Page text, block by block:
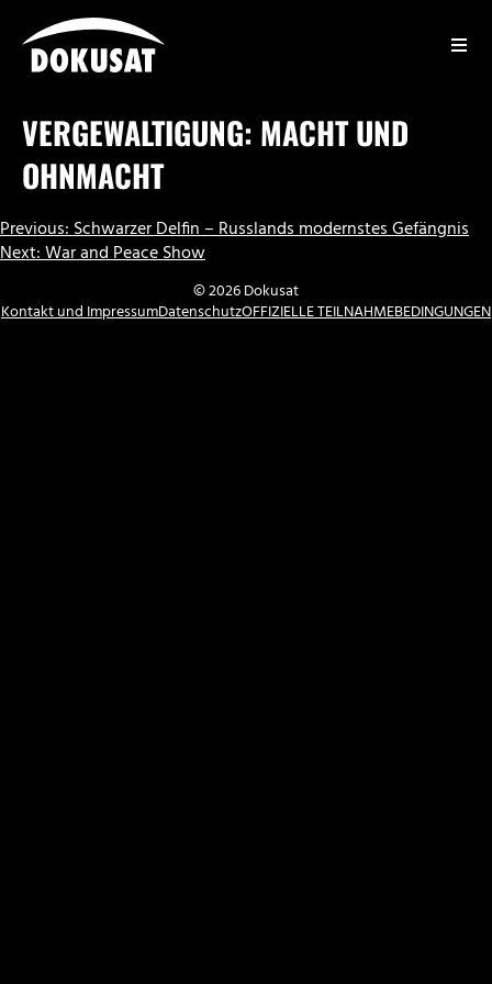
Inhalt
springen
VERGEWALTIGUNG: MACHT UND
OHNMACHT
BEITRAGSNAVIGATION
Previous:Schwarzer Delfin – Russlands modernstes Gefängnis
Next:War and Peace Show
© 2026 Dokusat
Kontakt und ImpressumDatenschutzOFFIZIELLE TEILNAHMEBEDINGUNGEN